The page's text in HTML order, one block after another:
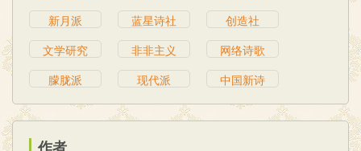
新月派
蓝星诗社
创造社
文学研究
非非主义
网络诗歌
朦胧派
现代派 中国新诗